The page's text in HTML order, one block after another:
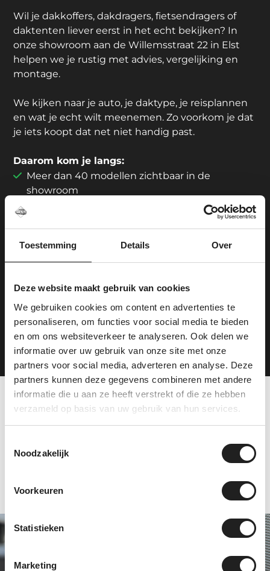
Toestemming Details Over
Deze website maakt gebruik van cookies
We gebruiken cookies om content en advertenties te
personaliseren, om functies voor social media te bieden
en om ons websiteverkeer te analyseren. Ook delen we
informatie over uw gebruik van onze site met onze
partners voor social media, adverteren en analyse. Deze
partners kunnen deze gegevens combineren met andere
informatie die u aan ze heeft verstrekt of die ze hebben
verzameld op basis van uw gebruik van hun services.
Noodzakelijk
Voorkeuren
Statistieken
Marketing
Wil je dakkoffers, dakdragers, fietsendragers of
daktenten liever eerst in het echt bekijken? In
onze showroom aan de Willemsstraat 22 in Elst
helpen we je rustig met advies, vergelijking en
montage.
We kijken naar je auto, je daktype, je reisplannen
en wat je echt wilt meenemen. Zo voorkom je dat
je iets koopt dat net niet handig past.
Daarom kom je langs:
Meer dan 40 modellen zichtbaar in de
showroom
Showroom en montage onder één dak
Centraal gelegen tussen Arnhem en Nijmegen
Ouders kunnen rustig rondkijken; voor
Geen koffie? De koelkast is goed gevuld.
Plan je route
Tevreden klanten over
en Hapro